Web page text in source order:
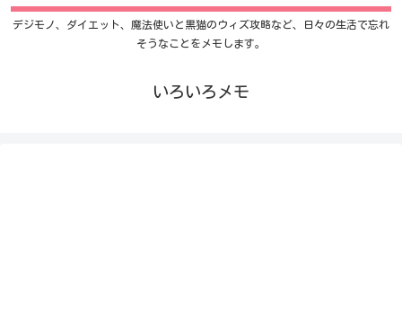
デジモノ、ダイエット、魔法使いと黒猫のウィズ攻略など、日々の生活で忘れ
そうなことをメモします。
いろいろメモ